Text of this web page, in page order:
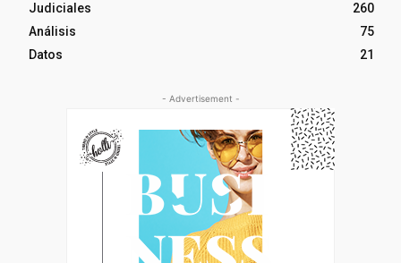
Judiciales
260
Análisis
75
Datos
21
- Advertisement -